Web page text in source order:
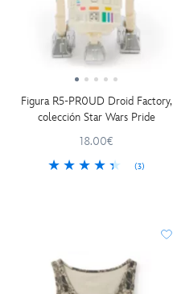
Figura R5-PR0UD Droid Factory,
colección Star Wars Pride
18.00€
(3)